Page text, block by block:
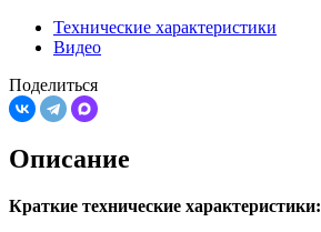
Технические характеристики
Видео
Поделиться
Описание
Краткие технические характеристики: